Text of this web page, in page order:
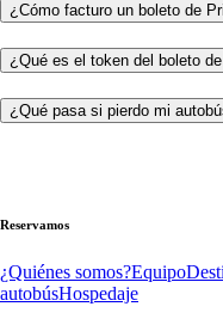
¿Cómo facturo un boleto de
¿Qué es el token del boleto
¿Qué pasa si pierdo mi
Reservamos
¿Quiénes somos?Equipo
autobúsHospedaje